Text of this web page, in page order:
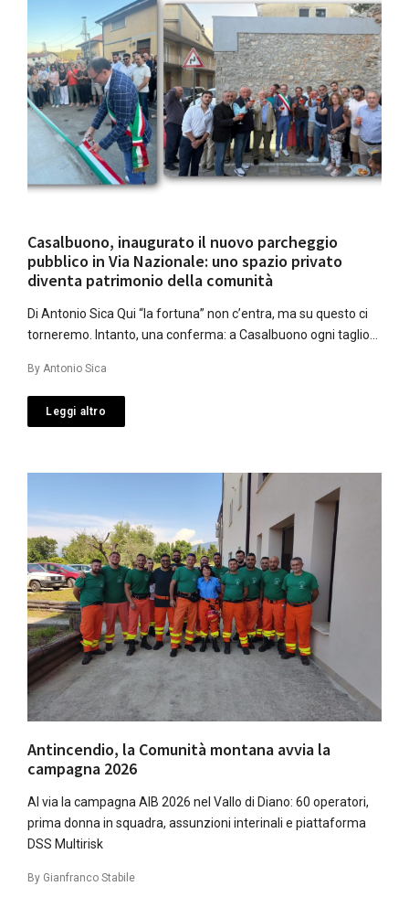
Casalbuono, inaugurato il nuovo parcheggio
pubblico in Via Nazionale: uno spazio privato
diventa patrimonio della comunità
Di Antonio Sica Qui “la fortuna” non c’entra, ma su questo ci
torneremo. Intanto, una conferma: a Casalbuono ogni taglio…
By Antonio Sica
Leggi altro
Antincendio, la Comunità montana avvia la
campagna 2026
Al via la campagna AIB 2026 nel Vallo di Diano: 60 operatori,
prima donna in squadra, assunzioni interinali e piattaforma
DSS Multirisk
By Gianfranco Stabile